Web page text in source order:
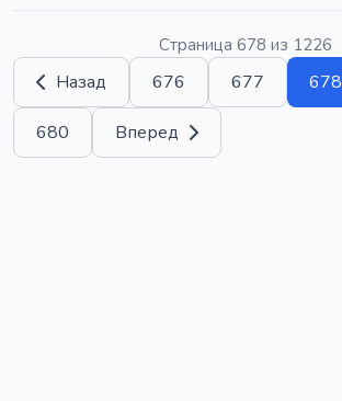
Страница 678 из 1226
Назад 676 677 678
680 Вперед